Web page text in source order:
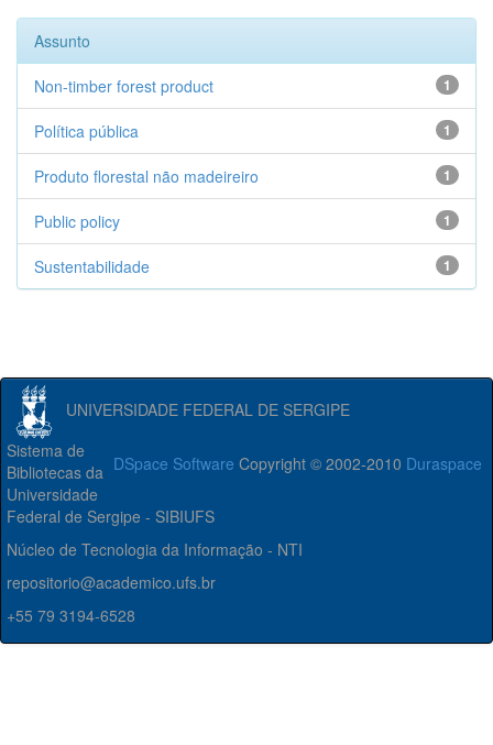
Assunto
1
Non-timber forest product
1
Política pública
1
Produto florestal não madeireiro
1
Public policy
1
Sustentabilidade
UNIVERSIDADE FEDERAL DE SERGIPE
DSpace Software Copyright © 2002-2010 Duraspace
Sistema de
Bibliotecas da
Universidade
Federal de Sergipe - SIBIUFS
Núcleo de Tecnologia da Informação - NTI
repositorio@academico.ufs.br
+55 79 3194-6528